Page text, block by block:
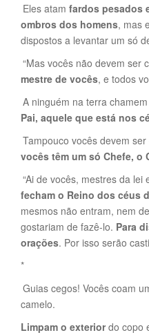
Eles atam fardos pesados
ombros dos homens, mas
dispostos a levantar um só
“Mas vocês não devem ser
mestre de vocês, e todos
A ninguém na terra chamem
Pai, aquele que está nos
Tampouco vocês devem ser
vocês têm um só Chefe, o
“Ai de vocês, mestres da lei
fecham o Reino dos céus
mesmos não entram, nem
gostariam de fazê-lo. Para
orações. Por isso serão
*
Guias cegos! Vocês coam
camelo.
Limpam o exteriordo copo